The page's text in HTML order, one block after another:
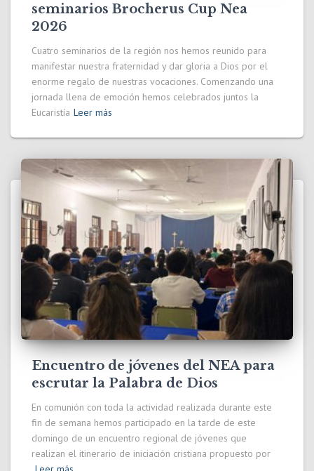
seminarios Brocherus Cup Nea
2026
Cuatro seminarios de la región nos hemos reunido para
manifestar nuestra fraternidad y dar gloria a Dios por el
enorme regalo de nuestras vocaciones. Comenzando una
jornada llena de emoción hemos celebrados juntos la
Eucaristía Leer más
Encuentro de jóvenes del NEA para
escrutar la Palabra de Dios
En comunión con toda la actividad realizada durante este
fin de semana hemos participado en la tarde de este
domingo de un encuentro regional de jóvenes que
realizan el itinerario de iniciación cristiana propuesto por